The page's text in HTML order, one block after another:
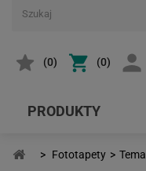
(0) (0)
PRODUKTY
> Fototapety >